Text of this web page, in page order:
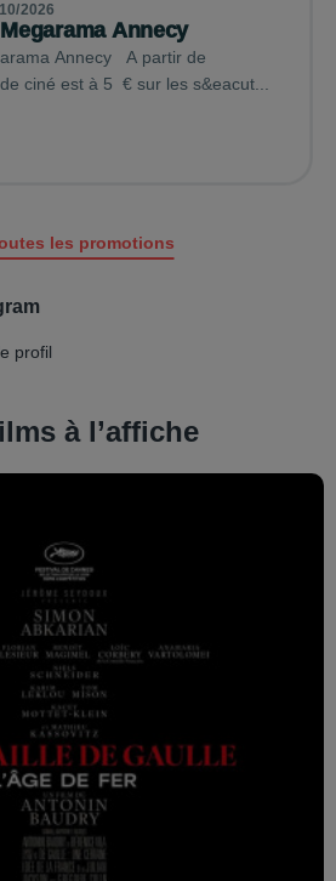
2026
Annecy
A partir de
ciné est à 5 € sur les s&eacut...
les promotions
profil
à l’affiche